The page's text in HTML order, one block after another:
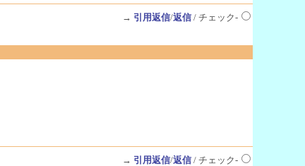
→ 引用返信/返信/ チェック-
→ 引用返信/返信/ チェック-